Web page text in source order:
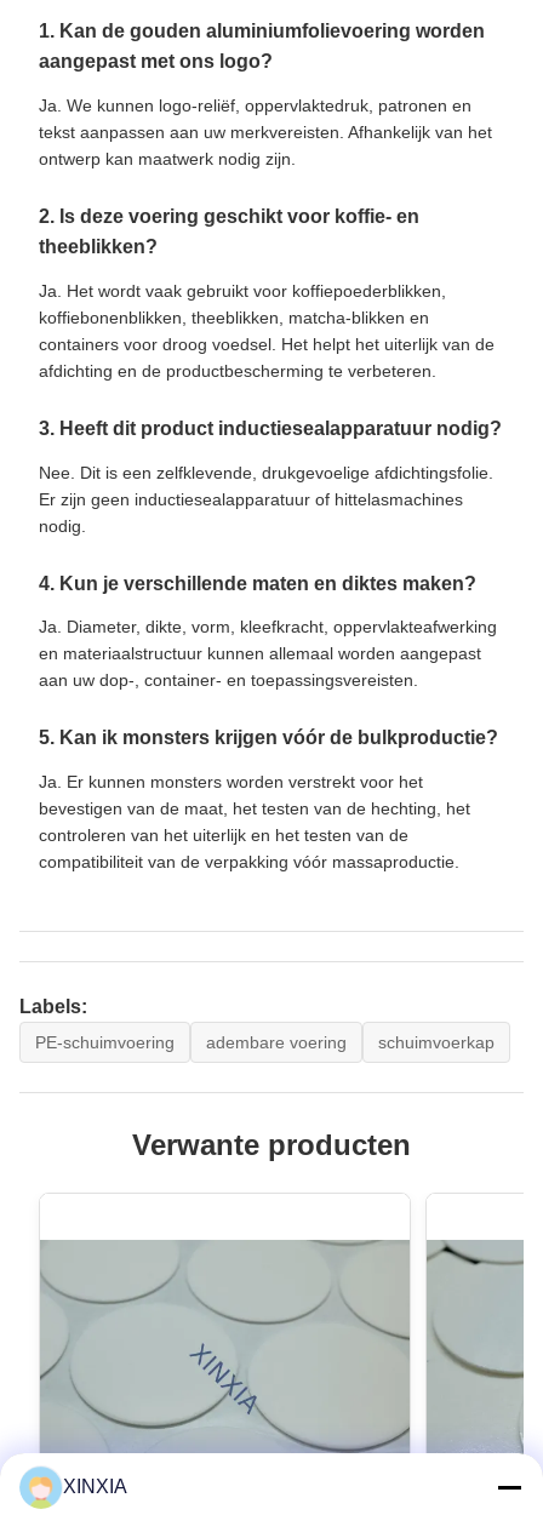
1. Kan de gouden aluminiumfolievoering worden
aangepast met ons logo?
Ja. We kunnen logo-reliëf, oppervlaktedruk, patronen en
tekst aanpassen aan uw merkvereisten. Afhankelijk van het
ontwerp kan maatwerk nodig zijn.
2. Is deze voering geschikt voor koffie- en
theeblikken?
Ja. Het wordt vaak gebruikt voor koffiepoederblikken,
koffiebonenblikken, theeblikken, matcha-blikken en
containers voor droog voedsel. Het helpt het uiterlijk van de
afdichting en de productbescherming te verbeteren.
3. Heeft dit product inductiesealapparatuur nodig?
Nee. Dit is een zelfklevende, drukgevoelige afdichtingsfolie.
Er zijn geen inductiesealapparatuur of hittelasmachines
nodig.
4. Kun je verschillende maten en diktes maken?
Ja. Diameter, dikte, vorm, kleefkracht, oppervlakteafwerking
en materiaalstructuur kunnen allemaal worden aangepast
aan uw dop-, container- en toepassingsvereisten.
5. Kan ik monsters krijgen vóór de bulkproductie?
Ja. Er kunnen monsters worden verstrekt voor het
bevestigen van de maat, het testen van de hechting, het
controleren van het uiterlijk en het testen van de
compatibiliteit van de verpakking vóór massaproductie.
Labels:
PE-schuimvoering adembare voering schuimvoerkap
Verwante producten
XINXIA